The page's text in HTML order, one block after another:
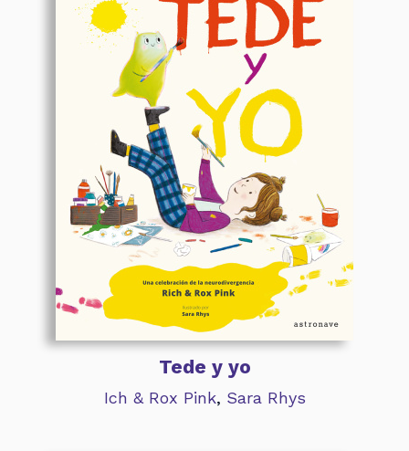
Tede y yo
Ich & Rox Pink, Sara Rhys